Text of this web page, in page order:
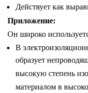
Действует как
Приложение:
Он широко
В
образует
высокую степень
материалом в